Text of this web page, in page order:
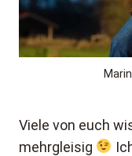
Viele von euch
mehrgleisig